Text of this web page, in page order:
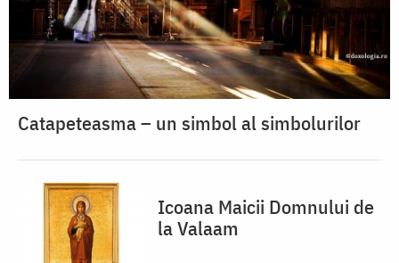
Catapeteasma – un simbol al simbolurilor
Icoana Maicii Domnului de
la Valaam